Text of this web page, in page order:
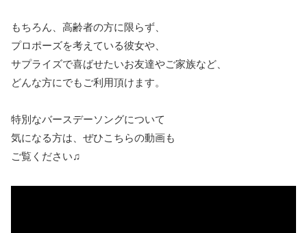
もちろん、高齢者の方に限らず、
プロポーズを考えている彼女や、
サプライズで喜ばせたいお友達やご家族など、
どんな方にでもご利用頂けます。
特別なバースデーソングについて
気になる方は、ぜひこちらの動画も
ご覧ください♫